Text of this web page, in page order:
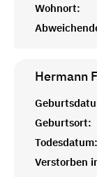
Wohnort:
Hermann
Geburtsort:
Todesdatum:
Verstorben